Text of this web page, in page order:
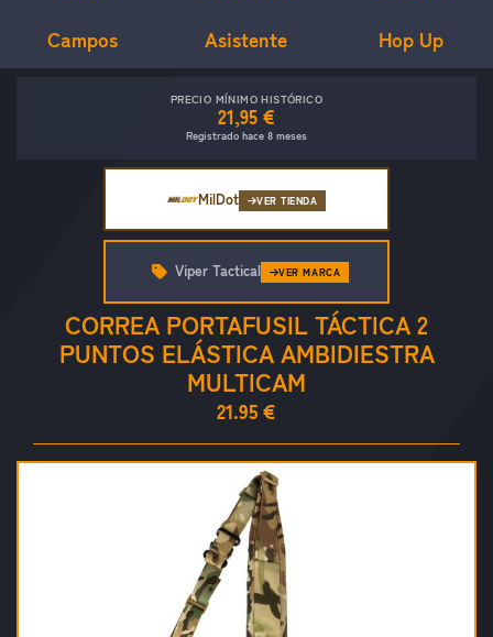
Campos Asistente Hop Up
PRECIO MÍNIMO HISTÓRICO
21,95 €
Registrado hace 8 meses
MilDot VER TIENDA
CORREA PORTAFUSIL TÁCTICA 2
PUNTOS ELÁSTICA AMBIDIESTRA
MULTICAM
21.95 €
Viper Tactical VER MARCA